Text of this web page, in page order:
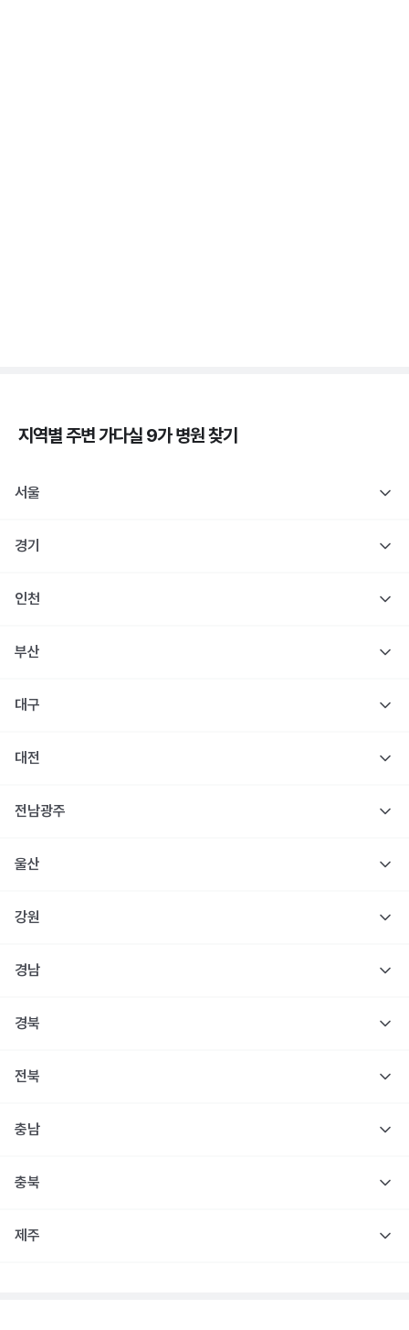
지역별 주변가다실 9가병원 찾기
서울
경기
인천
부산
대구
대전
전남광주
울산
강원
경남
경북
전북
충남
충북
제주